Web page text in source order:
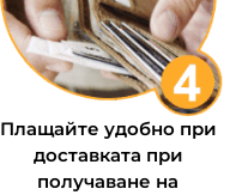
Плащайте удобно при
доставката при
получаване на